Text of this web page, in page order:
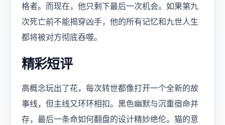
格者。而现在，他只剩下最后一次机会。如果第九
次死亡前不能揭穿凶手，他的所有记忆和九世人生
都将被对方彻底吞噬。
精彩短评
高概念玩出了花，每次转世都像打开一个全新的故
事线，但主线又环环相扣。黑色幽默与沉重宿命并
存，最后一条命如何翻盘的设计精妙绝伦。猫的意